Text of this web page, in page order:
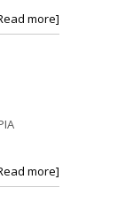
more]
more]